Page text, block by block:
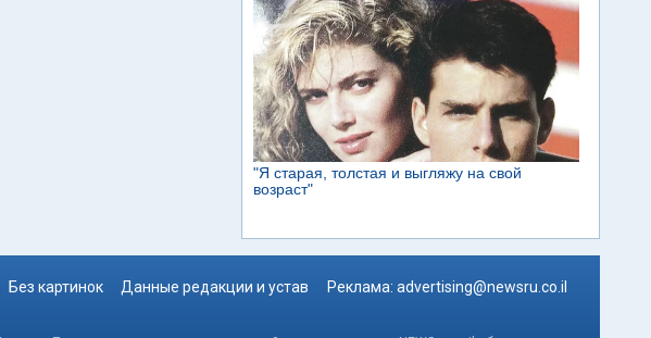
Без картинок Данные редакции и устав Реклама: advertising@newsru.co.il